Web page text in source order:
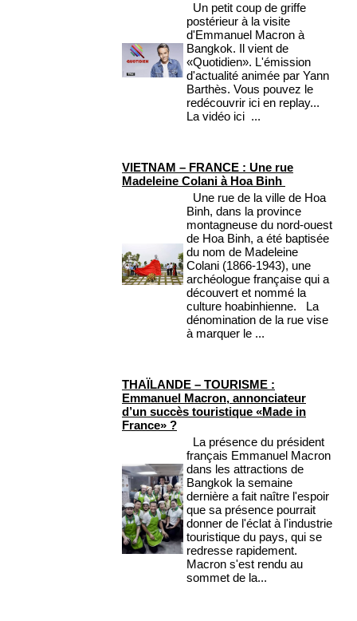
Un petit coup de griffe
postérieur à la visite
d'Emmanuel Macron à
Bangkok. Il vient de
«Quotidien». L'émission
d'actualité animée par Yann
Barthès. Vous pouvez le
redécouvrir ici en replay...
La vidéo ici ...
VIETNAM – FRANCE : Une rue
Madeleine Colani à Hoa Binh
Une rue de la ville de Hoa
Binh, dans la province
montagneuse du nord-ouest
de Hoa Binh, a été baptisée
du nom de Madeleine
Colani (1866-1943), une
archéologue française qui a
découvert et nommé la
culture hoabinhienne. La
dénomination de la rue vise
à marquer le ...
THAÏLANDE – TOURISME :
Emmanuel Macron, annonciateur
d’un succès touristique «Made in
France» ?
La présence du président
français Emmanuel Macron
dans les attractions de
Bangkok la semaine
dernière a fait naître l'espoir
que sa présence pourrait
donner de l'éclat à l'industrie
touristique du pays, qui se
redresse rapidement.
Macron s'est rendu au
sommet de la...